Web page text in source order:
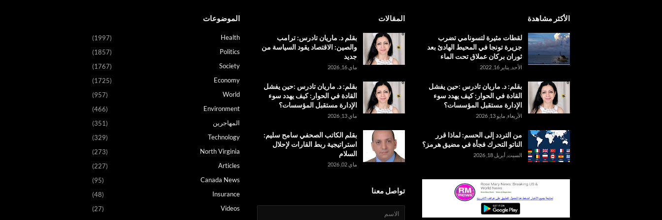
الأكثر مشاهدة
لقطات مثيرة لتسونامي تضرب
جزيرة تونجا في المحيط الهادئ بعد
ثوران بركان عملاق تحت الماء
الأحد, يناير 16, 2022
بقلم: د. ماريان تادرس :حين يفشل
القادة في الحوار: كيف يهدد سوء
الإدارة مستقبل المؤسسات؟
الأربعاء, مايو 13, 2026
من التردد إلى الحسم: لماذا قرر
الناتو التحرك فجأة في مضيق هرمز؟
السبت, أبريل 18, 2026
المقالات
بقلم د. ماريان تادرس: ترامب
والصين: الاقتصاد يقود السياسة من
جديد
ماي 16, 2026
بقلم: د. ماريان تادرس :حين يفشل
القادة في الحوار: كيف يهدد سوء
الإدارة مستقبل المؤسسات؟
ماي 13, 2026
بقلم الكاتب الصحفي سامح سليم:
استراتيجية ربط القارات لإحلال
السلام
ماي 02, 2026
تواصل معنا
الموضوعات
Health
(1997)
Politics
(1857)
Society
(1767)
Economy
(1725)
World
(957)
Environment
(466)
المهاجرين
(351)
Technology
(329)
North Virginia
(273)
Articles
(227)
Canada News
(95)
Insurance
(48)
Videos
(27)